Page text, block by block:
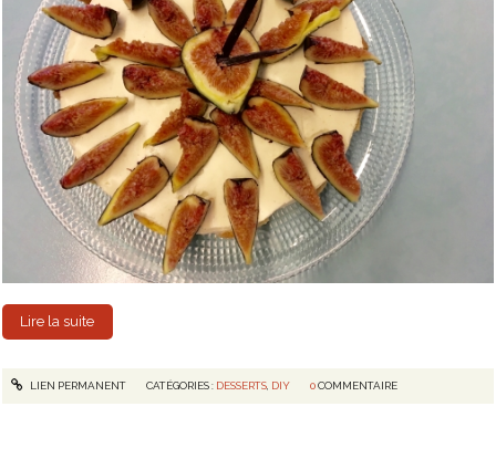
Lire la suite
LIEN PERMANENT CATÉGORIES : DESSERTS, DIY 0COMMENTAIRE